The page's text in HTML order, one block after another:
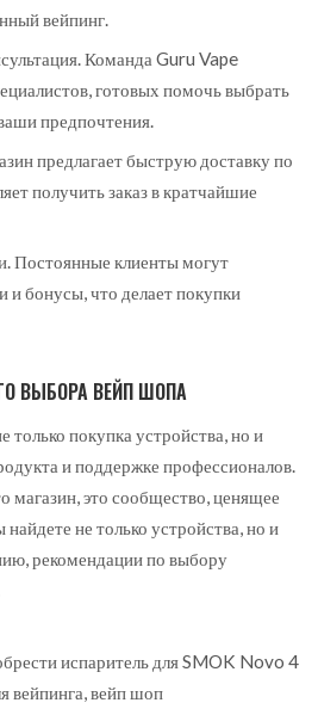
вейпинг.
Команда Guru Vape
готовых помочь выбрать
предпочтения.
предлагает быструю доставку по
получить заказ в кратчайшие
Постоянные клиенты могут
и бонусы, что делает покупки
ВЫБОРА ВЕЙП ШОПА
покупка устройства, но и
и поддержке профессионалов.
магазин, это сообщество, ценящее
не только устройства, но и
рекомендации по выбору
испаритель для SMOK Novo 4
вейпинга, вейп шоп